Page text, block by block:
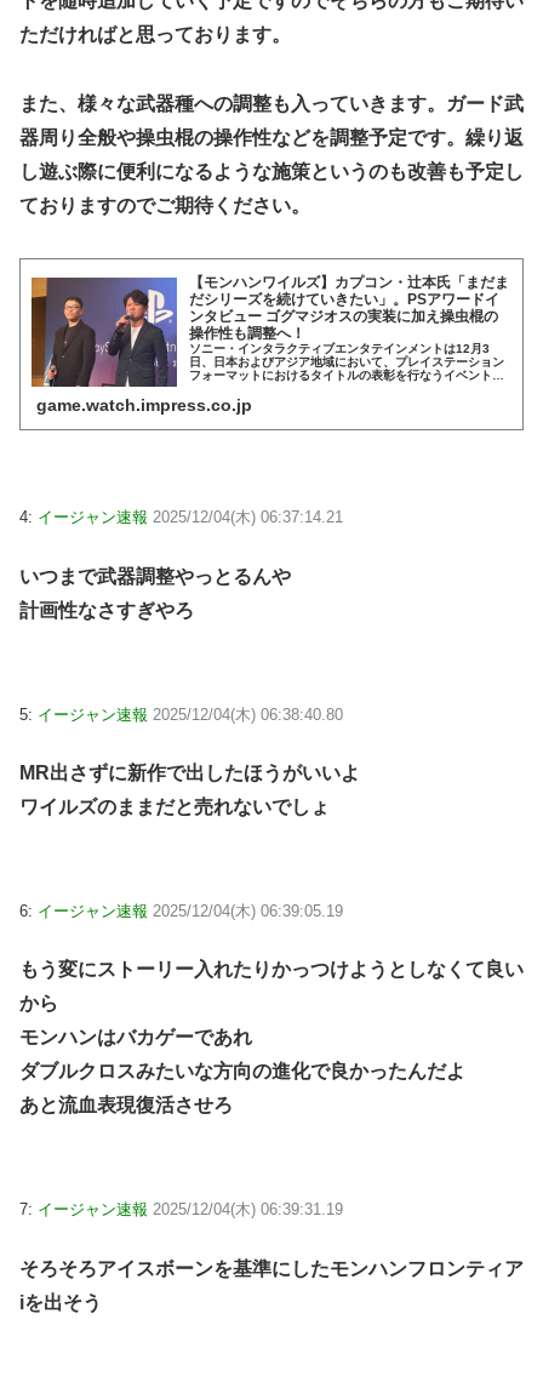
ただければと思っております。
また、様々な武器種への調整も入っていきます。ガード武
器周り全般や操虫棍の操作性などを調整予定です。繰り返
し遊ぶ際に便利になるような施策というのも改善も予定し
ておりますのでご期待ください。
【モンハンワイルズ】カプコン・辻本氏「まだま
だシリーズを続けていきたい」。PSアワードイ
ンタビュー ゴグマジオスの実装に加え操虫棍の
操作性も調整へ！
ソニー・インタラクティブエンタテインメントは12月3
日、日本およびアジア地域において、プレイステーション
フォーマットにおけるタイトルの表彰を行なうイベント
game.watch.impress.co.jp
4: イージャン速報 2025/12/04(木) 06:37:14.21
いつまで武器調整やっとるんや
計画性なさすぎやろ
5: イージャン速報 2025/12/04(木) 06:38:40.80
MR出さずに新作で出したほうがいいよ
ワイルズのままだと売れないでしょ
6: イージャン速報 2025/12/04(木) 06:39:05.19
もう変にストーリー入れたりかっつけようとしなくて良い
から
モンハンはバカゲーであれ
ダブルクロスみたいな方向の進化で良かったんだよ
あと流血表現復活させろ
7: イージャン速報 2025/12/04(木) 06:39:31.19
そろそろアイスボーンを基準にしたモンハンフロンティア
iを出そう